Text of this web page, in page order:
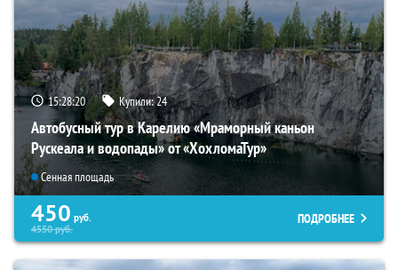
15:28:18 Купили:24
Автобусный тур в Карелию «Мраморный каньон
Рускеала и водопады» от «ХохломаТур»
Сенная площадь
450 руб.
4550руб.
ПОДРОБНЕЕ